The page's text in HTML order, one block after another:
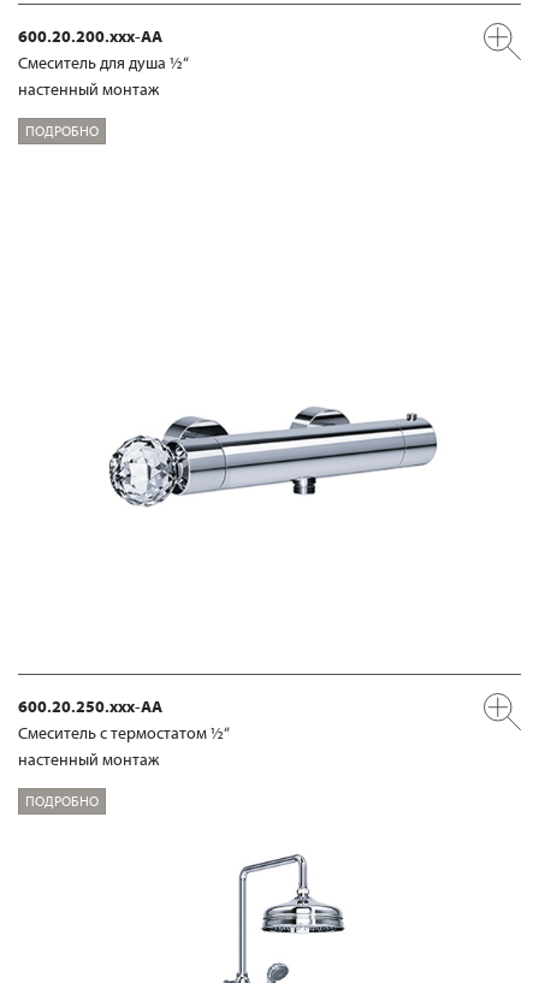
600.20.200.xxx-AA
Смеситель для душа ½“
настенный монтаж
ПОДРОБНО
600.20.250.xxx-AA
Смеситель с термостатом ½“
настенный монтаж
ПОДРОБНО